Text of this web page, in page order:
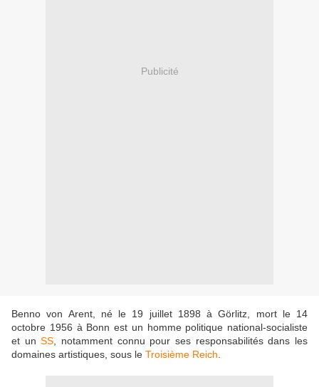
Publicité
Benno von Arent, né le 19 juillet 1898 à Görlitz, mort le 14
octobre 1956 à Bonn est un homme politique national-socialiste
et unSS , notamment connu pour ses responsabilités dans les
domaines artistiques, sous le Troisième Reich